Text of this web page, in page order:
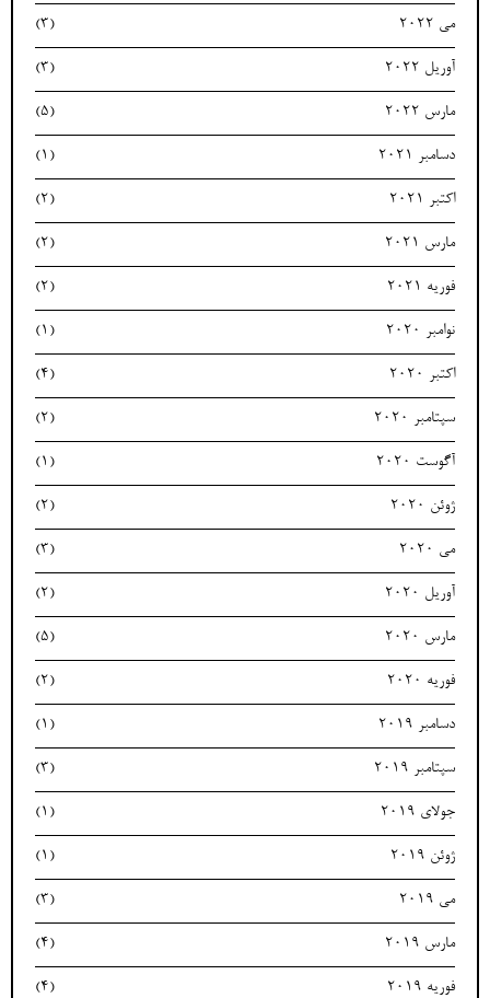
می 2022 (3)
آوریل 2022 (3)
مارس 2022 (5)
دسامبر 2021 (1)
اکتبر 2021 (2)
مارس 2021 (2)
فوریه 2021 (2)
نوامبر 2020 (1)
اکتبر 2020 (4)
سپتامبر 2020 (2)
آگوست 2020 (1)
ژوئن 2020 (2)
می 2020 (3)
آوریل 2020 (2)
مارس 2020 (5)
فوریه 2020 (2)
دسامبر 2019 (1)
سپتامبر 2019 (3)
جولای 2019 (1)
ژوئن 2019 (1)
می 2019 (3)
مارس 2019 (4)
فوریه 2019 (4)